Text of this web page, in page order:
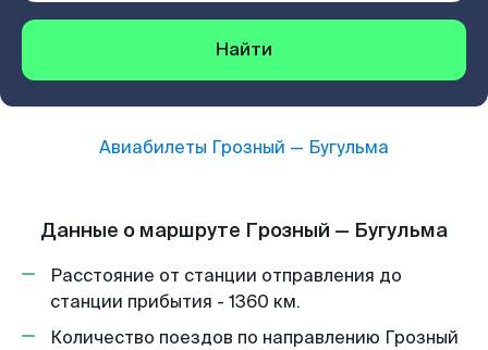
Найти
Авиабилеты Грозный — Бугульма
Данные о маршруте Грозный — Бугульма
Расстояние от станции отправления до
станции прибытия - 1360 км.
Количество поездов по направлению Грозный